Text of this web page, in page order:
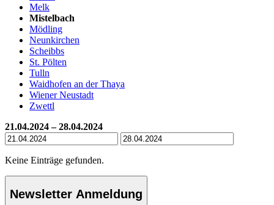
Melk
Mistelbach
Mödling
Neunkirchen
Scheibbs
St. Pölten
Tulln
Waidhofen an der Thaya
Wiener Neustadt
Zwettl
21.04.2024 – 28.04.2024
Keine Einträge gefunden.
Newsletter Anmeldung